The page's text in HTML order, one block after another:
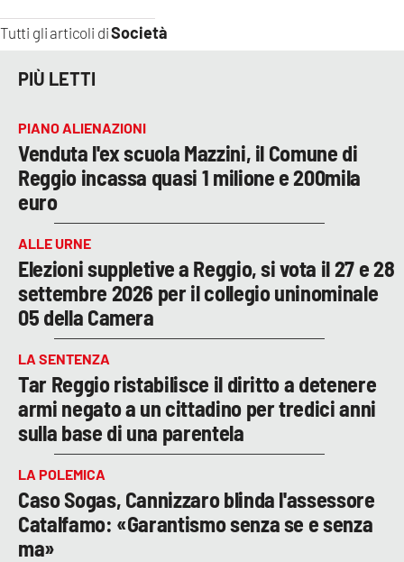
Tutti gli articoli diSocietà
PIÙ LETTI
PIANO ALIENAZIONI
Venduta l'ex scuola Mazzini, il Comune di
Reggio incassa quasi 1 milione e 200mila
euro
ALLE URNE
Elezioni suppletive a Reggio, si vota il 27 e 28
settembre 2026 per il collegio uninominale
05 della Camera
LA SENTENZA
Tar Reggio ristabilisce il diritto a detenere
armi negato a un cittadino per tredici anni
sulla base di una parentela
LA POLEMICA
Caso Sogas, Cannizzaro blinda l'assessore
Catalfamo: «Garantismo senza se e senza
ma»